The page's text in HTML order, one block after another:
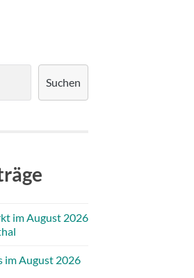
Suchen
im August 2026
im August 2026